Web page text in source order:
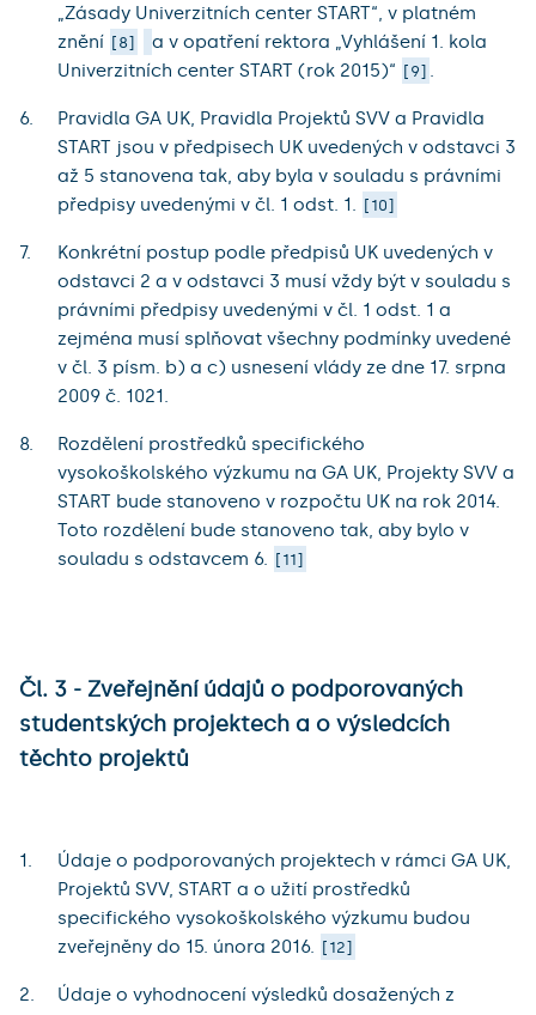
„Zásady Univerzitních center START“, v platném
znění
8
a v opatření rektora „Vyhlášení 1. kola
Univerzitních center START (rok 2015)“
9 .
Pravidla GA UK, Pravidla Projektů SVV a Pravidla
START jsou v předpisech UK uvedených v odstavci 3
až 5 stanovena tak, aby byla v souladu s právními
předpisy uvedenými v čl. 1 odst. 1.
10
Konkrétní postup podle předpisů UK uvedených v
odstavci 2 a v odstavci 3 musí vždy být v souladu s
právními předpisy uvedenými v čl. 1 odst. 1 a
zejména musí splňovat všechny podmínky uvedené
v čl. 3 písm. b) a c) usnesení vlády ze dne 17. srpna
2009 č. 1021.
Rozdělení prostředků specifického
vysokoškolského výzkumu na GA UK, Projekty SVV a
START bude stanoveno v rozpočtu UK na rok 2014.
Toto rozdělení bude stanoveno tak, aby bylo v
souladu s odstavcem 6.
11
Čl. 3 - Zveřejnění údajů o podporovaných
studentských projektech a o výsledcích
těchto projektů
Údaje o podporovaných projektech v rámci GA UK,
Projektů SVV, START a o užití prostředků
specifického vysokoškolského výzkumu budou
zveřejněny do 15. února 2016.
12
Údaje o vyhodnocení výsledků dosažených z